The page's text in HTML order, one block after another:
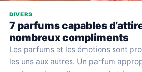
DIVERS
7 parfums capables
nombreux compliments
Les parfums et les émotions sont
les uns aux autres. Un parfum